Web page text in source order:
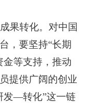
果转化。 对中国
，要坚持“长期
金等支持，推动
提供广阔的创业
发—转化”这一链